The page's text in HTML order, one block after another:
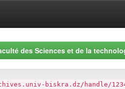
des Sciences et de la
biskra.dz/handle/